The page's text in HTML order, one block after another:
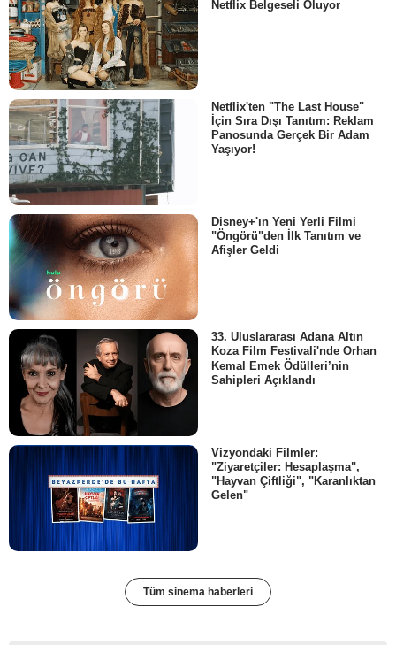
Netflix Belgeseli Oluyor
Netflix'ten "The Last House"
İçin Sıra Dışı Tanıtım: Reklam
Panosunda Gerçek Bir Adam
Yaşıyor!
Disney+'ın Yeni Yerli Filmi
"Öngörü"den İlk Tanıtım ve
Afişler Geldi
33. Uluslararası Adana Altın
Koza Film Festivali'nde Orhan
Kemal Emek Ödülleri’nin
Sahipleri Açıklandı
Vizyondaki Filmler:
"Ziyaretçiler: Hesaplaşma",
"Hayvan Çiftliği", "Karanlıktan
Gelen"
Tüm sinema haberleri